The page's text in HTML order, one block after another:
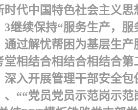
代中国特色社会主义
继续保持“服务生产，
过解忧帮困为基层生
相结合相结合相结合
入开展管理干部安全
““党员党员示范岗示